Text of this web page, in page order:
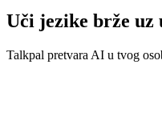
Uči jezike brže
Talkpal pretvara AI u tvog